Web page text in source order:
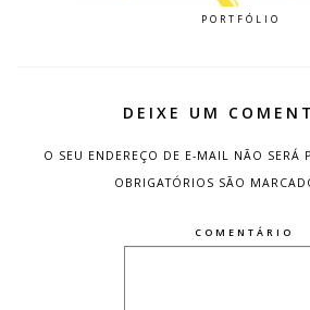
PORTFÓLIO
DEIXE UM
O SEU ENDEREÇO DE E-MAIL NÃO SERÁ
OBRIGATÓRIOS SÃO
COMENTÁRIO